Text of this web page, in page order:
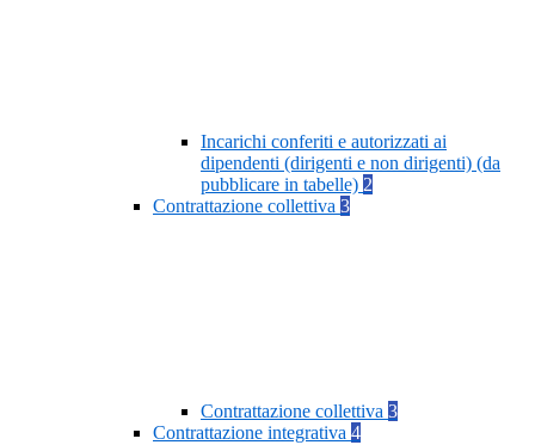
Incarichi conferiti e autorizzati ai
dipendenti (dirigenti e non dirigenti) (da
pubblicare in tabelle) 2
Contrattazione collettiva 3
Contrattazione collettiva 3
Contrattazione integrativa 4